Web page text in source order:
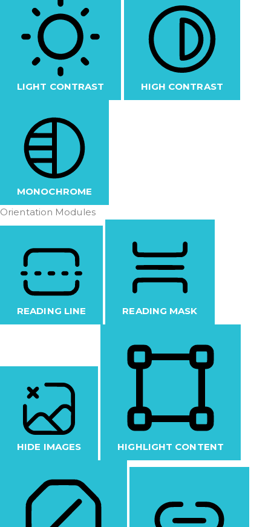
LIGHT CONTRAST HIGH CONTRAST
MONOCHROME
Orientation Modules
READING LINE READING MASK
HIDE IMAGES HIGHLIGHT CONTENT